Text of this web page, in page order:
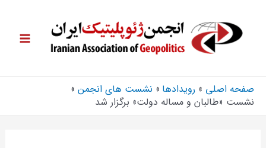
صفحه اصلی رویدادها
نشست های انجمن
نشست «طالبان و مساله دولت» برگزار شد